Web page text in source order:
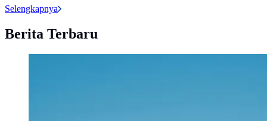
Selengkapnya
Berita Terbaru